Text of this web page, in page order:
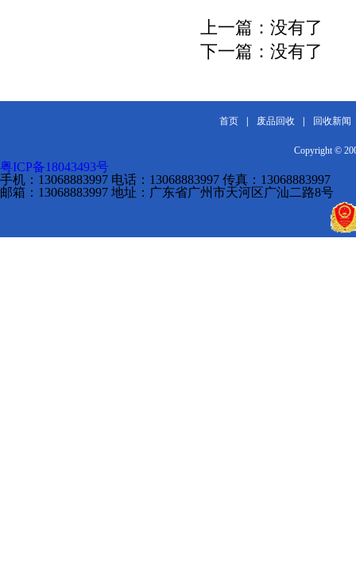
上一篇： 没有了
下一篇： 没有了
首页 废品回收 回收新闻
Copyright ©
粤ICP备18043493号
手机：13068883997 电话：13068883997 传真：13068883997
邮箱：13068883997 地址：广东省广州市天河区广汕二路8号